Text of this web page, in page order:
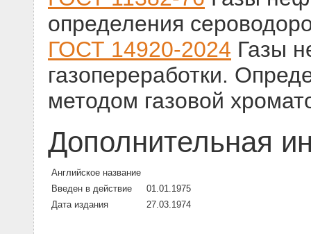
определения
ГОСТ 14920-2024 Газы
газопереработки.
методом газовой
Дополнительная
Английское название
Введен в действие
01.01.1975
Дата издания
27.03.1974